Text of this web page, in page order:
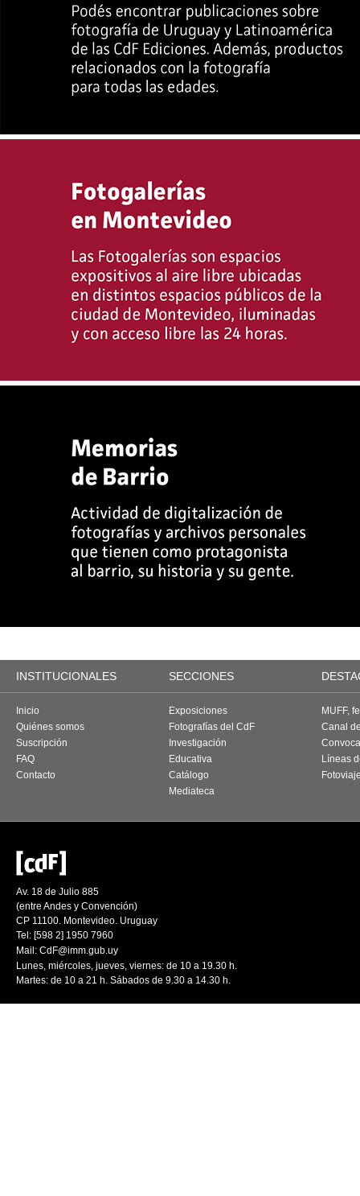
INSTITUCIONALES SECCIONES
Inicio
Quiénes somos
Suscripción
FAQ
Contacto
Exposiciones
Fotografías del CdF
Investigación
Educativa
Catálogo
Mediateca
MUFF,
Canal
Líneas
Av. 18 de Julio 885
(entre Andes y Convención)
CP 11100. Montevideo. Uruguay
Tel: [598 2] 1950 7960
Mail: CdF@imm.gub.uy
Lunes, miércoles, jueves, viernes: de 10 a 19.30 h.
Martes: de 10 a 21 h. Sábados de 9.30 a 14.30 h.